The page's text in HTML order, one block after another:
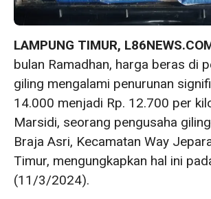
LAMPUNG TIMUR,
bulan Ramadhan, harga beras di
giling mengalami penurunan
14.000 menjadi Rp. 12.700 per
Marsidi, seorang pengusaha
Braja Asri, Kecamatan Way
Timur, mengungkapkan hal ini
(11/3/2024).